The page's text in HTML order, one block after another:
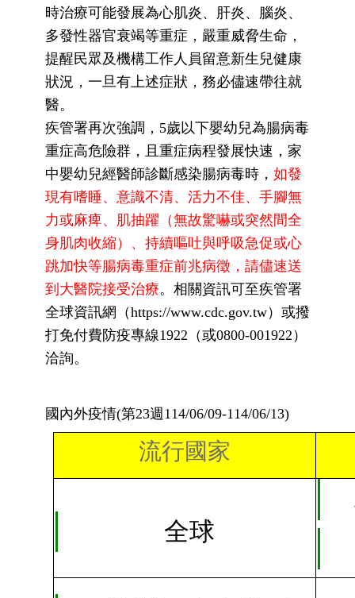
時治療可能發展為心肌炎、肝炎、腦炎、
多發性器官衰竭等重症，嚴重威脅生命，
提醒民眾及機構工作人員留意新生兒健康
狀況，一旦有上述症狀，務必儘速帶往就
醫。
疾管署再次強調，5歲以下嬰幼兒為腸病毒
重症高危險群，且重症病程發展快速，家
中嬰幼兒經醫師診斷感染腸病毒時， 如發
現有嗜睡、意識不清、活力不佳、手腳無
力或麻痺、肌抽躍（無故驚嚇或突然間全
身肌肉收縮）、持續嘔吐與呼吸急促或心
跳加快等腸病毒重症前兆病徵，請儘速送
到大醫院接受治療。相關資訊可至疾管署
全球資訊網（https://www.cdc.gov.tw）或撥
打免付費防疫專線1922（或0800-001922）
洽詢。
國內外疫情(第23週114/06/09-114/06/13)
流行國家
全球